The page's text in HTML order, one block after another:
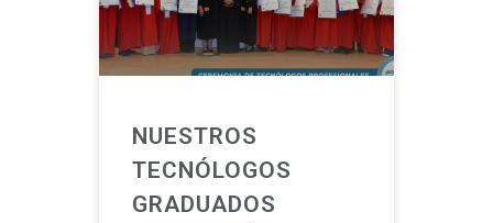
NUESTROS
TECNÓLOGOS
GRADUADOS